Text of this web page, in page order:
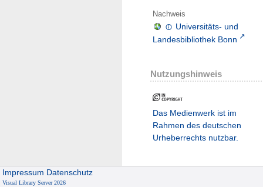
Nachweis
Universitäts- und
Landesbibliothek Bonn
Nutzungshinweis
Das Medienwerk ist im
Rahmen des deutschen
Urheberrechts nutzbar.
Impressum Datenschutz
Visual Library Server 2026